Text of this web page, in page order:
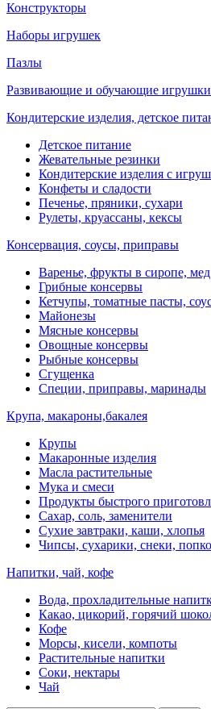
Конструкторы
Наборы игрушек
Пазлы
Развивающие и обучающие игрушки
Кондитерские изделия, детское
Детское питание
Жевательные резинки
Кондитерские изделия с
Конфеты и сладости
Печенье, пряники, сухари
Рулеты, круассаны, кексы
Консервация, соусы, приправы
Варенье, фрукты в сиропе, мед
Грибные консервы
Кетчупы, томатные пасты,
Майонезы
Мясные консервы
Овощные консервы
Рыбные консервы
Сгущенка
Специи, приправы, маринады
Крупа, макароны,бакалея
Крупы
Макаронные изделия
Масла растительные
Мука и смеси
Продукты быстрого
Сахар, соль, заменители
Сухие завтраки, каши, хлопья
Чипсы, сухарики, снеки,
Напитки, чай, кофе
Вода, прохладительные
Какао, цикорий, горячий
Кофе
Морсы, кисели, компоты
Растительные напитки
Соки, нектары
Чай